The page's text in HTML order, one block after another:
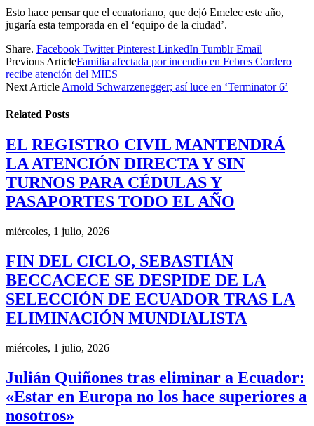
Esto hace pensar que el ecuatoriano, que dejó Emelec este año,
jugaría esta temporada en el ‘equipo de la ciudad’.
Share. Facebook Twitter Pinterest LinkedIn Tumblr Email
Previous ArticleFamilia afectada por incendio en Febres Cordero
recibe atención del MIES
Next Article Arnold Schwarzenegger; así luce en ‘Terminator 6’
Related Posts
EL REGISTRO CIVIL MANTENDRÁ
LA ATENCIÓN DIRECTA Y SIN
TURNOS PARA CÉDULAS Y
PASAPORTES TODO EL AÑO
miércoles, 1 julio, 2026
FIN DEL CICLO, SEBASTIÁN
BECCACECE SE DESPIDE DE LA
SELECCIÓN DE ECUADOR TRAS LA
ELIMINACIÓN MUNDIALISTA
miércoles, 1 julio, 2026
Julián Quiñones tras eliminar a Ecuador:
«Estar en Europa no los hace superiores a
nosotros»